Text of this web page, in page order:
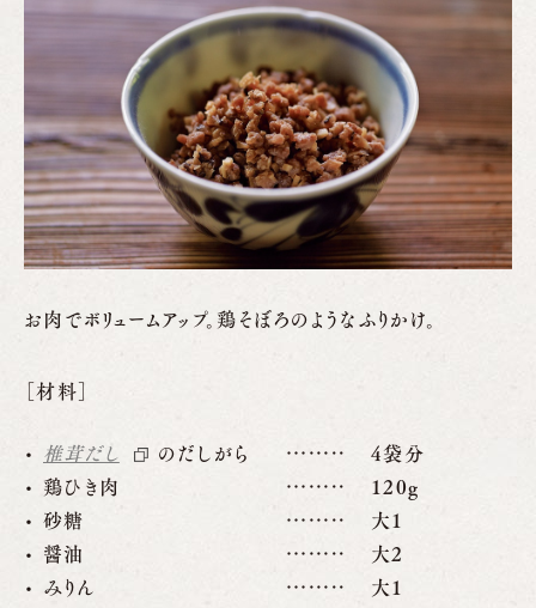
お肉でボリュームアップ。鶏そぼろのようなふりかけ。
［材料］
椎茸だし のだしがら
4袋分
鶏ひき肉
120g
砂糖
大1
醤油
大2
みりん
大1